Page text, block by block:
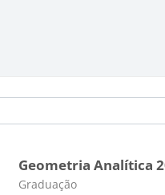
Geometria Analítica
Categoria do curso
Graduação